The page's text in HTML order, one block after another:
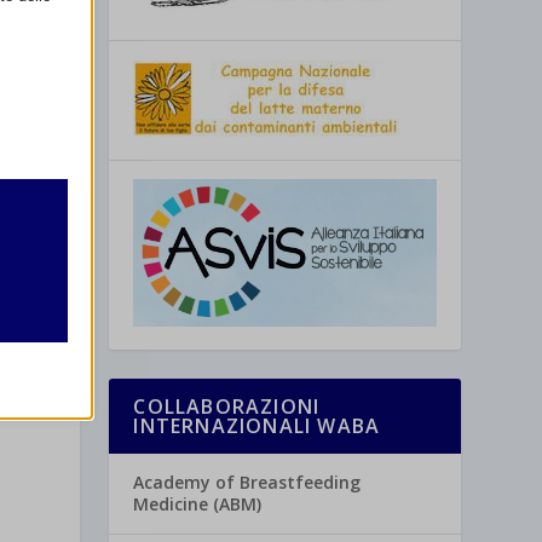
COLLABORAZIONI
INTERNAZIONALI WABA
Academy of Breastfeeding
Medicine (ABM)